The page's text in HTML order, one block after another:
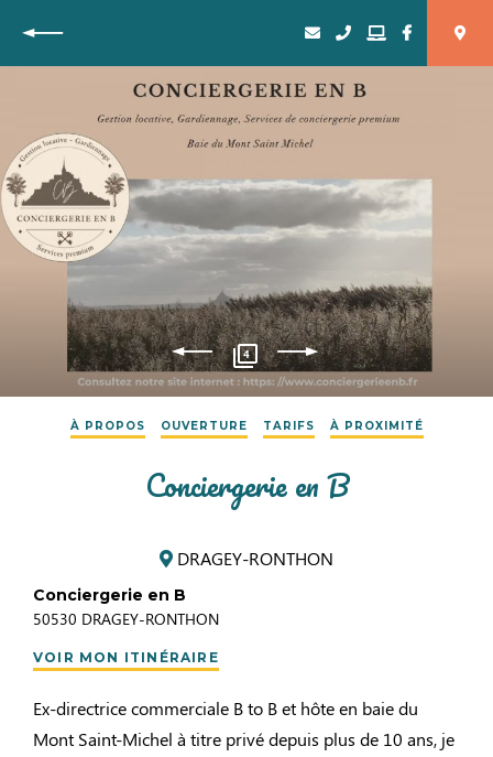
Retour
4
À PROPOS OUVERTURE TARIFS À PROXIMITÉ
Conciergerie en B
DRAGEY-RONTHON
Conciergerie en B
50530 DRAGEY-RONTHON
VOIR MON ITINÉRAIRE
Ex-directrice commerciale B to B et hôte en baie du
Mont Saint-Michel à titre privé depuis plus de 10 ans, je